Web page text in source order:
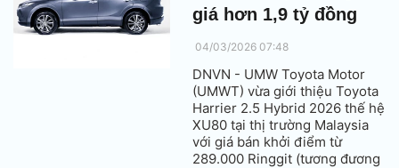
giá hơn 1,9 tỷ đồng
04/03/2026 07:48
DNVN - UMW Toyota Motor
(UMWT) vừa giới thiệu Toyota
Harrier 2.5 Hybrid 2026 thế hệ
XU80 tại thị trường Malaysia
với giá bán khởi điểm từ
289.000 Ringgit (tương đương